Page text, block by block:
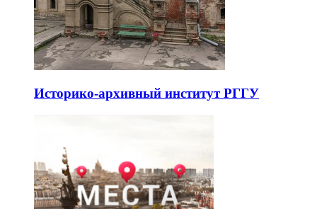
Историко-архивный институт РГГУ